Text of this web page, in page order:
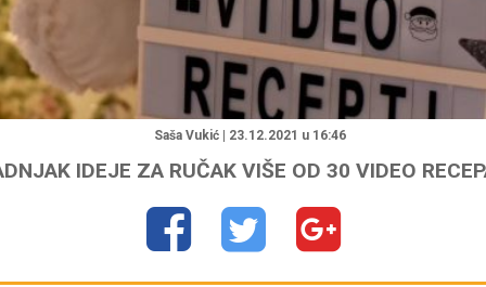
"
Saša Vukić | 23.12.2021 u 16:46
IDEJE ZA RUČAK VIŠE OD 30 VIDEO